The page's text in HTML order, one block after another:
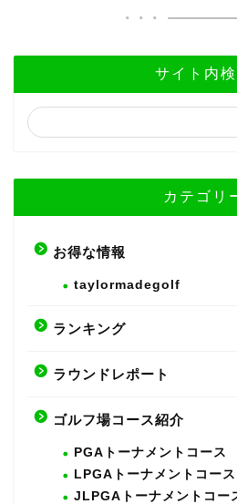
サイト内
カテゴリ
お得な情報
taylormadegolf
ランキング
ラウンドレポート
ゴルフ場コース紹介
PGAトーナメントコース
LPGAトーナメントコース
JLPGAトーナメントコー